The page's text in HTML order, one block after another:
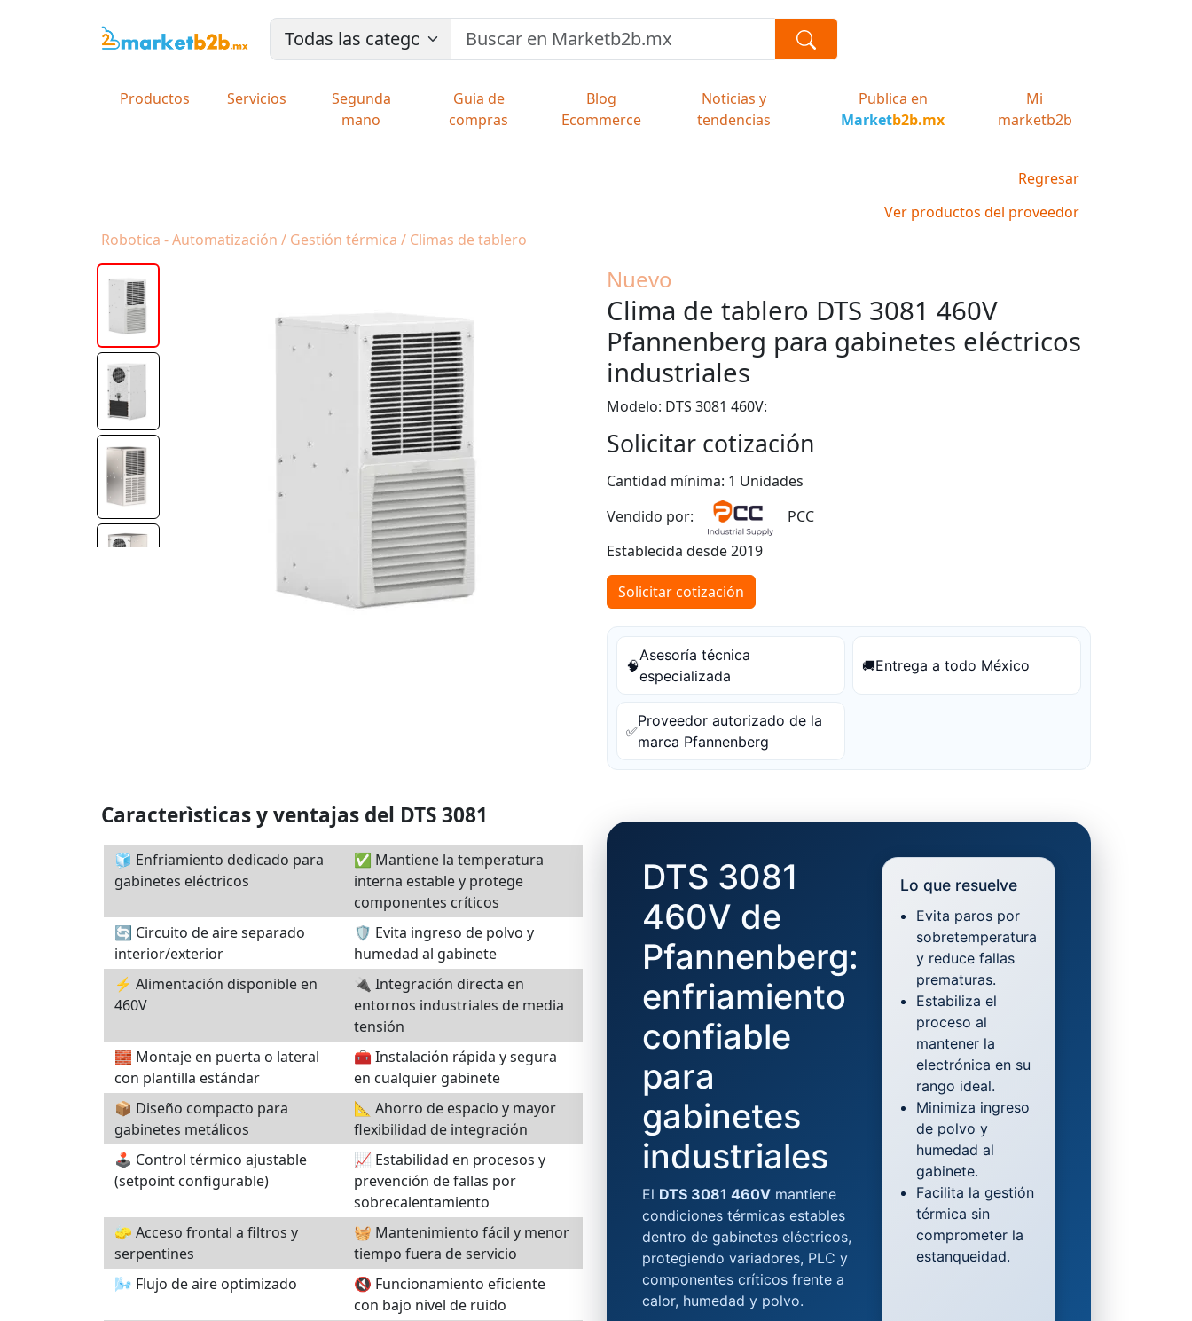
Productos Servicios
Segunda
mano
Guia de
compras
Blog
Ecommerce
Noticias y
tendencias
Publica en
Marketb2b.mx
Mi
marketb2b
Regresar
Ver productos del proveedor
Robotica - Automatización / Gestión térmica / Climas de tablero
Nuevo
Clima de tablero DTS 3081 460V
Pfannenberg para gabinetes eléctricos
industriales
Modelo: DTS 3081 460V:
Solicitar cotización
Cantidad mínima: 1 Unidades
Vendido por:
PCC
Establecida desde 2019
Solicitar cotización
🧠
Asesoría técnica
especializada
🚚Entrega a todo México
✅
Proveedor autorizado de la
marca Pfannenberg
Caracterìsticas y ventajas del DTS 3081
🧊 Enfriamiento dedicado para
gabinetes eléctricos
✅ Mantiene la temperatura
interna estable y protege
componentes críticos
🔄 Circuito de aire separado
interior/exterior
🛡️ Evita ingreso de polvo y
humedad al gabinete
⚡ Alimentación disponible en
460V
🔌 Integración directa en
entornos industriales de media
tensión
🧱 Montaje en puerta o lateral
con plantilla estándar
🧰 Instalación rápida y segura
en cualquier gabinete
📦 Diseño compacto para
gabinetes metálicos
📐 Ahorro de espacio y mayor
flexibilidad de integración
🕹️ Control térmico ajustable
(setpoint configurable)
📈 Estabilidad en procesos y
prevención de fallas por
sobrecalentamiento
🧽 Acceso frontal a filtros y
serpentines
🧺 Mantenimiento fácil y menor
tiempo fuera de servicio
🌬️ Flujo de aire optimizado
🔇 Funcionamiento eficiente
con bajo nivel de ruido
DTS 3081
460V de
Pfannenberg:
enfriamiento
confiable
para
gabinetes
industriales
El DTS 3081 460V mantiene
condiciones térmicas estables
dentro de gabinetes eléctricos,
protegiendo variadores, PLC y
componentes críticos frente a
calor, humedad y polvo.
Lo que resuelve
Evita paros por
sobretemperatura
y reduce fallas
prematuras.
Estabiliza el
proceso al
mantener la
electrónica en su
rango ideal.
Minimiza ingreso
de polvo y
humedad al
gabinete.
Facilita la gestión
térmica sin
comprometer la
estanqueidad.